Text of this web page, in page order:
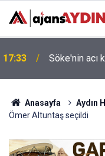
17:23
Nazilli'de
vefat etti
Anasayfa Aydın
Ömer Altuntaş seçildi